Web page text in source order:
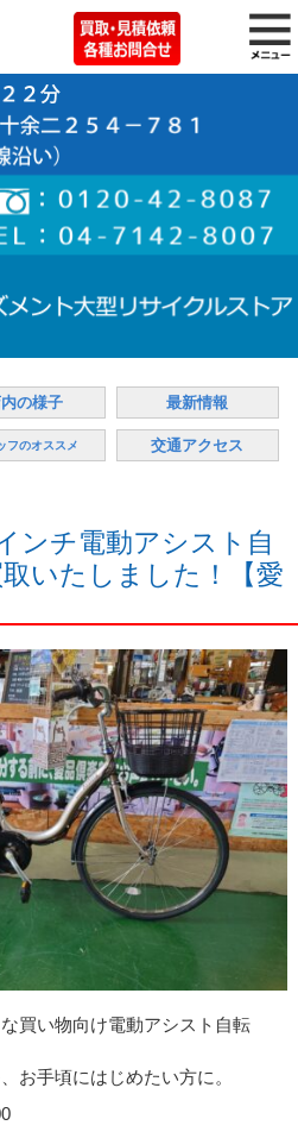
の様子 最新情報
フのオススメ 交通アクセス
ンチ電動アシスト自
いたしました！【愛
買い物向け電動アシスト自転
お手頃にはじめたい方に。